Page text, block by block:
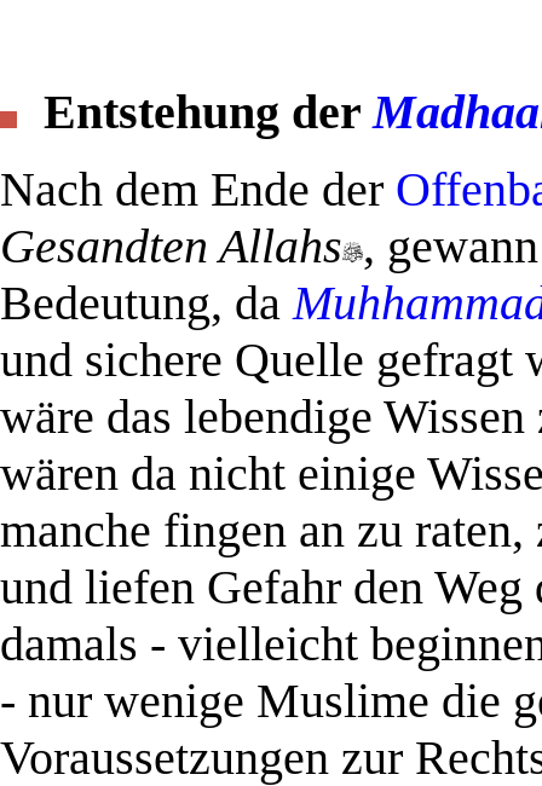
Entstehung der
Nach dem Ende der
Gesandten Allahs ,
Bedeutung, da
und sichere Quelle gefragt
wäre das lebendige
wären da nicht einige
manche fingen an zu
und liefen Gefahr den Weg
damals - vielleicht
- nur wenige Muslime die
Voraussetzungen zur